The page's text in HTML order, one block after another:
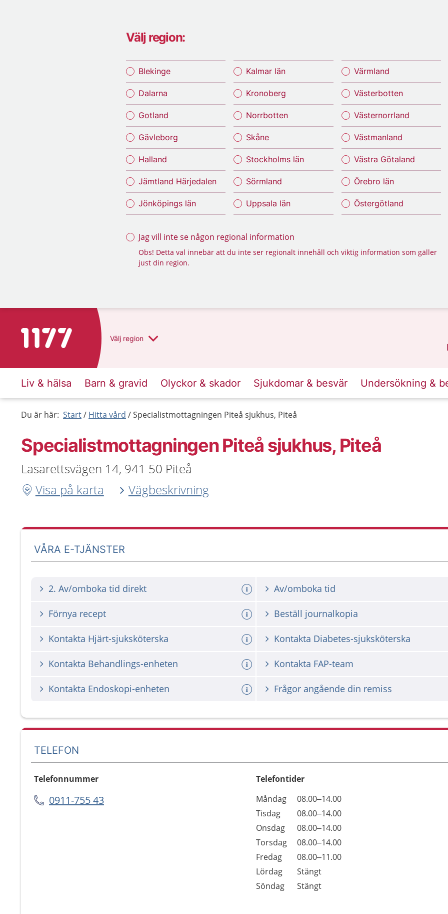
Välj region:
Blekinge
Dalarna
Gotland
Gävleborg
Halland
Jämtland Härjedalen
Jönköpings län
Kalmar län
Kronoberg
Norrbotten
Skåne
Stockholms län
Sörmland
Uppsala län
Värmland
Västerbotten
Västernorrland
Västmanland
Västra Götaland
Örebro län
Östergötland
Jag vill inte se någon regional information
Obs! Detta val innebär att du inte ser regionalt innehåll och viktig information som gäller
just din region.
Till startsidan för 1177 Välj region
Liv & hälsa Barn & gravid Olyckor & skador Sjukdomar & besvär Undersökning &
Du är här: Start Hitta vård Specialistmottagningen Piteå sjukhus, Piteå
Specialistmottagningen Piteå sjukhus, Piteå
Lasarettsvägen 14, 941 50 Piteå
Visa på karta
Vägbeskrivning
VÅRA E-TJÄNSTER
2. Av/omboka tid direkt Av/omboka tid
Förnya recept Beställ journalkopia
Kontakta Hjärt-sjuksköterska Kontakta Diabetes-sjuksköterska
Kontakta Behandlings-enheten Kontakta FAP-team
Kontakta Endoskopi-enheten Frågor angående din remiss
TELEFON
Telefonnummer
0911-755 43
Telefontider
Dag
Öppettider
Kommentarer
Måndag
08.00–14.00
Tisdag
08.00–14.00
Onsdag
08.00–14.00
Torsdag
08.00–14.00
Fredag
08.00–11.00
Lördag
Stängt
Söndag
Stängt